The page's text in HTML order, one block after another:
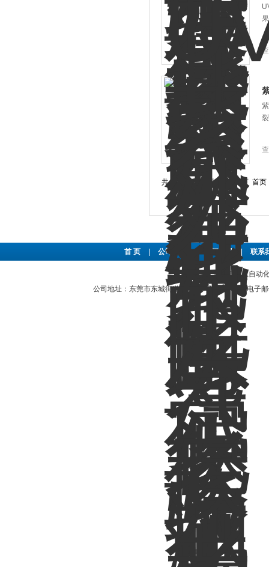
共 71 条记录，当前 1 / 6 页 首
首 页 公司简介 | 新闻资讯 联系
东莞市豪恩自动
公司地址：东莞市东城街道红宝路4号安泰大厦 电子